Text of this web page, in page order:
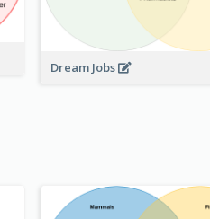
Dream Jobs